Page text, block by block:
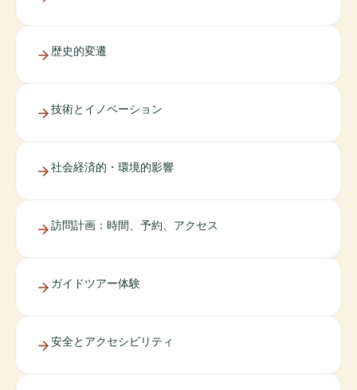
歴史的変遷
技術とイノベーション
社会経済的・環境的影響
訪問計画：時間、予約、アクセス
ガイドツアー体験
安全とアクセシビリティ